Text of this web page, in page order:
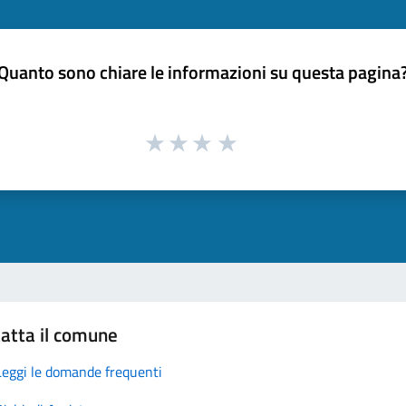
sono chiare le informazioni su questa
il comune
le domande frequenti